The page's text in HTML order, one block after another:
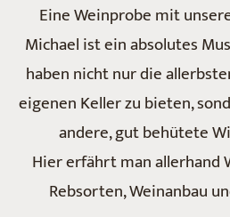
Eine Weinprobe mit
Michael ist ein absolutes
haben nicht nur die
eigenen Keller zu bieten,
andere, gut behütete
Hier erfährt man allerhand
Rebsorten, Weinanbau